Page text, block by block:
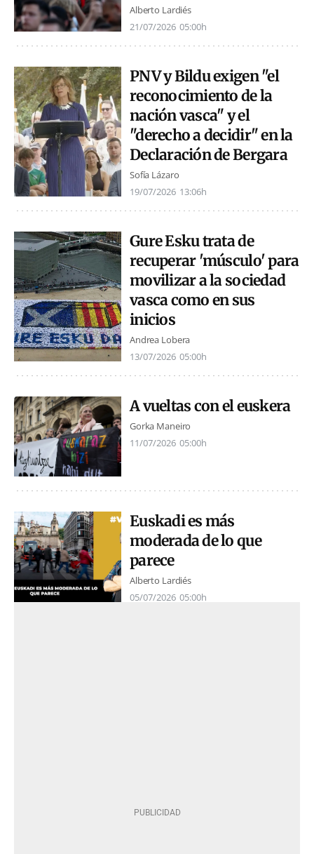
Alberto Lardiés
21/07/2026 05:00h
PNV y Bildu exigen "el
reconocimiento de la
nación vasca" y el
"derecho a decidir" en la
Declaración de Bergara
Sofía Lázaro
19/07/2026 13:06h
Gure Esku trata de
recuperar 'músculo' para
movilizar a la sociedad
vasca como en sus
inicios
Andrea Lobera
13/07/2026 05:00h
A vueltas con el euskera
Gorka Maneiro
11/07/2026 05:00h
Euskadi es más
moderada de lo que
parece
Alberto Lardiés
05/07/2026 05:00h